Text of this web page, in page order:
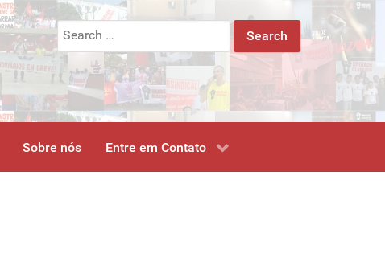
Search
for:
Sobre nós Entre em Contato